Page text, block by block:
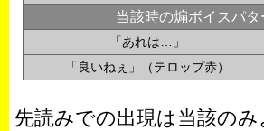
当該時の煽ボイスパタ
「あれは…」
「良いねぇ」（テロップ赤）
先読みでの出現は当該の